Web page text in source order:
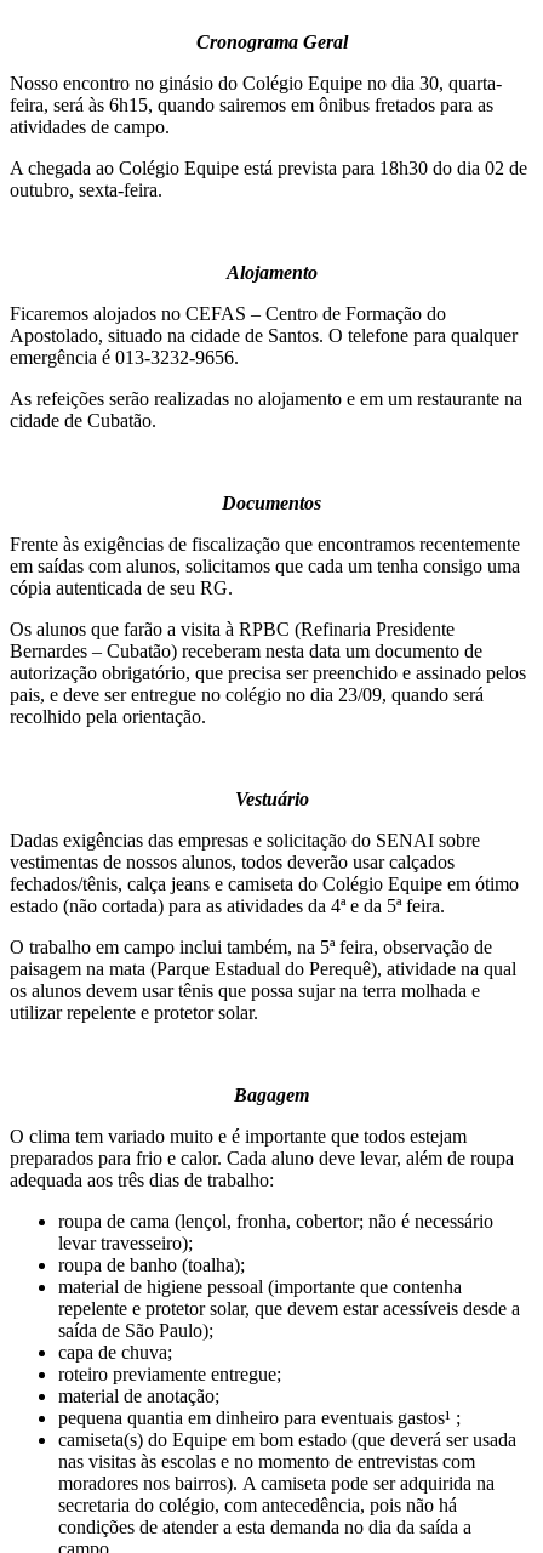
Cronograma Geral
Nosso encontro no ginásio do Colégio Equipe no dia 30, quarta-
feira, será às 6h15, quando sairemos em ônibus fretados para as
atividades de campo.
A chegada ao Colégio Equipe está prevista para 18h30 do dia 02 de
outubro, sexta-feira.
Alojamento
Ficaremos alojados no CEFAS – Centro de Formação do
Apostolado, situado na cidade de Santos. O telefone para qualquer
emergência é 013-3232-9656.
As refeições serão realizadas no alojamento e em um restaurante na
cidade de Cubatão.
Documentos
Frente às exigências de fiscalização que encontramos recentemente
em saídas com alunos, solicitamos que cada um tenha consigo uma
cópia autenticada de seu RG.
Os alunos que farão a visita à RPBC (Refinaria Presidente
Bernardes – Cubatão) receberam nesta data um documento de
autorização obrigatório, que precisa ser preenchido e assinado pelos
pais, e deve ser entregue no colégio no dia 23/09, quando será
recolhido pela orientação.
Vestuário
Dadas exigências das empresas e solicitação do SENAI sobre
vestimentas de nossos alunos, todos deverão usar calçados
fechados/tênis, calça jeans e camiseta do Colégio Equipe em ótimo
estado (não cortada) para as atividades da 4ª e da 5ª feira.
O trabalho em campo inclui também, na 5ª feira, observação de
paisagem na mata (Parque Estadual do Perequê), atividade na qual
os alunos devem usar tênis que possa sujar na terra molhada e
utilizar repelente e protetor solar.
Bagagem
O clima tem variado muito e é importante que todos estejam
preparados para frio e calor. Cada aluno deve levar, além de roupa
adequada aos três dias de trabalho:
roupa de cama (lençol, fronha, cobertor; não é necessário
levar travesseiro);
roupa de banho (toalha);
material de higiene pessoal (importante que contenha
repelente e protetor solar, que devem estar acessíveis desde a
saída de São Paulo);
capa de chuva;
roteiro previamente entregue;
material de anotação;
pequena quantia em dinheiro para eventuais gastos¹ ;
camiseta(s) do Equipe em bom estado (que deverá ser usada
nas visitas às escolas e no momento de entrevistas com
moradores nos bairros). A camiseta pode ser adquirida na
secretaria do colégio, com antecedência, pois não há
condições de atender a esta demanda no dia da saída a
campo.